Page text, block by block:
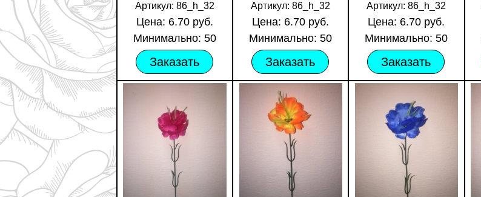
Артикул: 86_h_32
Цена: 6.70 руб.
Минимально: 50
Заказать
Артикул: 86_h_32
Цена: 6.70 руб.
Минимально: 50
Заказать
Артикул: 86_h_32
Цена: 6.70 руб.
Минимально: 50
Заказать